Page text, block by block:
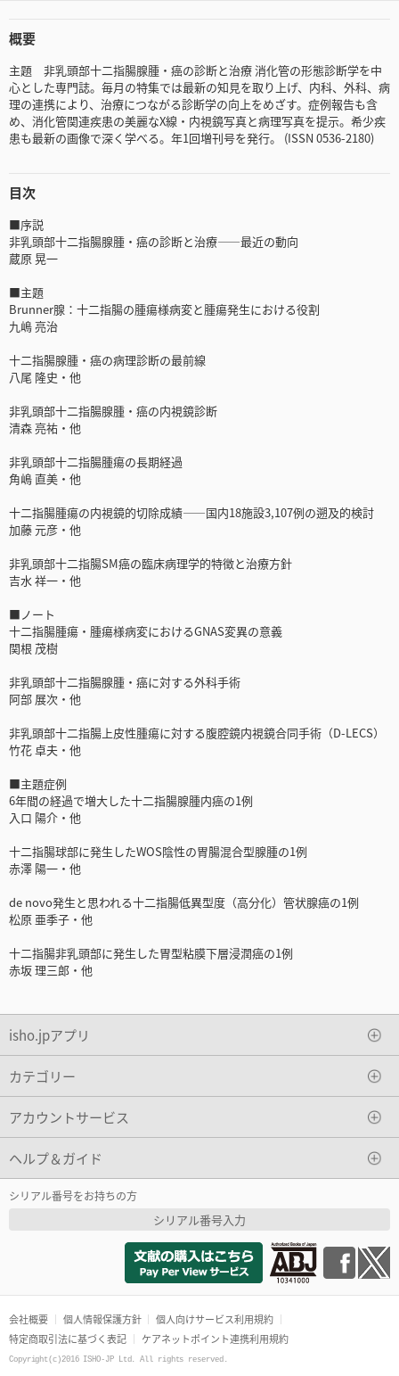
概要
主題 非乳頭部十二指腸腺腫・癌の診断と治療 消化管の形態診断学を中
心とした専門誌。毎月の特集では最新の知見を取り上げ、内科、外科、病
理の連携により、治療につながる診断学の向上をめざす。症例報告も含
め、消化管関連疾患の美麗なX線・内視鏡写真と病理写真を提示。希少疾
患も最新の画像で深く学べる。年1回増刊号を発行。 (ISSN 0536-2180)
目次
■序説
非乳頭部十二指腸腺腫・癌の診断と治療――最近の動向
蔵原 晃一
■主題
Brunner腺：十二指腸の腫瘍様病変と腫瘍発生における役割
九嶋 亮治
十二指腸腺腫・癌の病理診断の最前線
八尾 隆史・他
非乳頭部十二指腸腺腫・癌の内視鏡診断
清森 亮祐・他
非乳頭部十二指腸腫瘍の長期経過
角嶋 直美・他
十二指腸腫瘍の内視鏡的切除成績――国内18施設3,107例の遡及的検討
加藤 元彦・他
非乳頭部十二指腸SM癌の臨床病理学的特徴と治療方針
吉水 祥一・他
■ノート
十二指腸腫瘍・腫瘍様病変におけるGNAS変異の意義
関根 茂樹
非乳頭部十二指腸腺腫・癌に対する外科手術
阿部 展次・他
非乳頭部十二指腸上皮性腫瘍に対する腹腔鏡内視鏡合同手術（D-LECS）
竹花 卓夫・他
■主題症例
6年間の経過で増大した十二指腸腺腫内癌の1例
入口 陽介・他
十二指腸球部に発生したWOS陰性の胃腸混合型腺腫の1例
赤澤 陽一・他
de novo発生と思われる十二指腸低異型度（高分化）管状腺癌の1例
松原 亜季子・他
十二指腸非乳頭部に発生した胃型粘膜下層浸潤癌の1例
赤坂 理三郎・他
isho.jpアプリ
カテゴリー
アカウントサービス
ヘルプ＆ガイド
シリアル番号をお持ちの方
シリアル番号入力
会社概要 個人情報保護方針
個人向けサービス利用規約
特定商取引法に基づく表記
ケアネットポイント連携利用規約
Copyright(c)2016 ISHO-JP Ltd. All rights reserved.